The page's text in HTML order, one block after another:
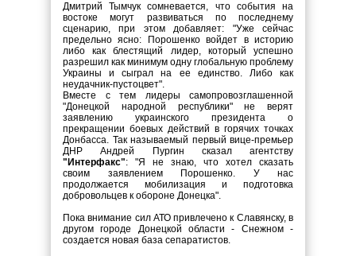
Дмитрий Тымчук сомневается, что события на
востоке могут развиваться по последнему
сценарию, при этом добавляет: "Уже сейчас
предельно ясно: Порошенко войдет в историю
либо как блестящий лидер, который успешно
разрешил как минимум одну глобальную проблему
Украины и сыграл на ее единство. Либо как
неудачник-пустоцвет".
Вместе с тем лидеры самопровозглашенной
"Донецкой народной республики" не верят
заявлению украинского президента о
прекращении боевых действий в горячих точках
Донбасса. Так называемый первый вице-премьер
ДНР Андрей Пургин сказал агентству
"Интерфакс": "Я не знаю, что хотел сказать
своим заявлением Порошенко. У нас
продолжается мобилизация и подготовка
добровольцев к обороне Донецка".
Пока внимание сил АТО привлечено к Славянску, в
другом городе Донецкой области - Снежном -
создается новая база сепаратистов.